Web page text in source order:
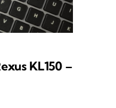
KL150 –